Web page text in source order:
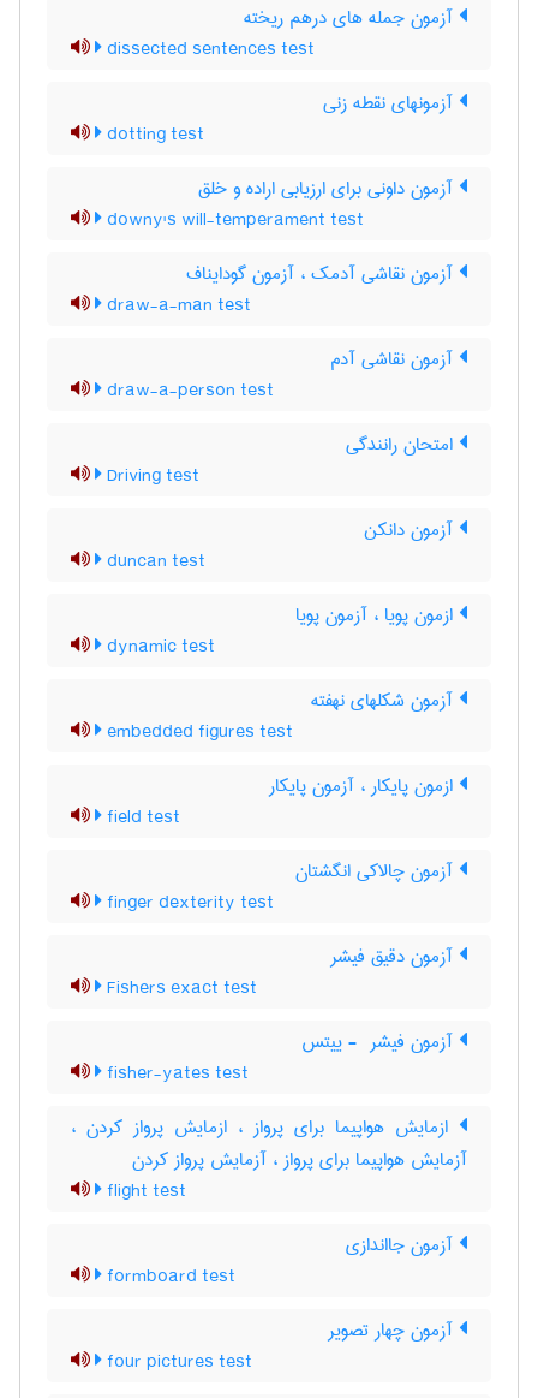
آزمون جمله های درهم ریخته
dissected sentences test
آزمونهای نقطه زنی
dotting test
آزمون داونی برای ارزیابی اراده و خلق
downy's will-temperament test
آزمون نقاشی آدمک ، آزمون گودایناف
draw-a-man test
آزمون نقاشی آدم
draw-a-person test
امتحان رانندگی
Driving test
آزمون دانکن
duncan test
ازمون پویا ، آزمون پویا
dynamic test
آزمون شکلهای نهفته
embedded figures test
ازمون پایکار ، آزمون پایکار
field test
آزمون چالاکی انگشتان
finger dexterity test
آزمون دقیق فیشر
Fishers exact test
آزمون فیشر ‎ - ییتس
fisher-yates test
ازمایش هواپیما برای پرواز ، ازمایش پرواز کردن ،
آزمایش هواپیما برای پرواز ، آزمایش پرواز کردن
flight test
آزمون جااندازی
formboard test
آزمون چهار تصویر
four pictures test